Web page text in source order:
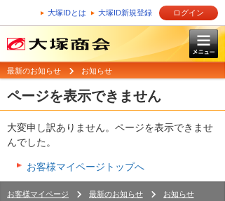
大塚IDとは 大塚ID新規登録 ログイン
最新のお知らせ お知らせ
ページを表示できません
大変申し訳ありません。ページを表示できませ
んでした。
お客様マイページトップへ
お客様マイページ 最新のお知らせ お知らせ